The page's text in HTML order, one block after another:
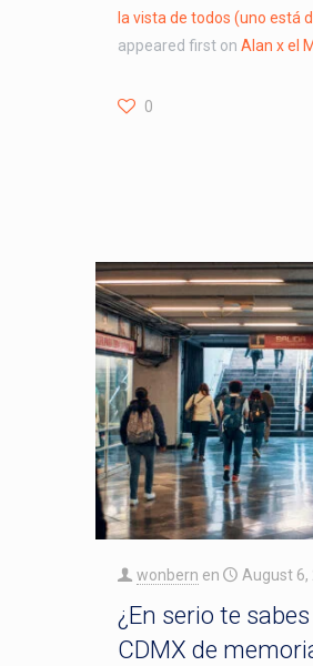
la vista de todos (uno está
appeared first on Alan x el
0
wonbern en August 6,
¿En serio te
CDMX de